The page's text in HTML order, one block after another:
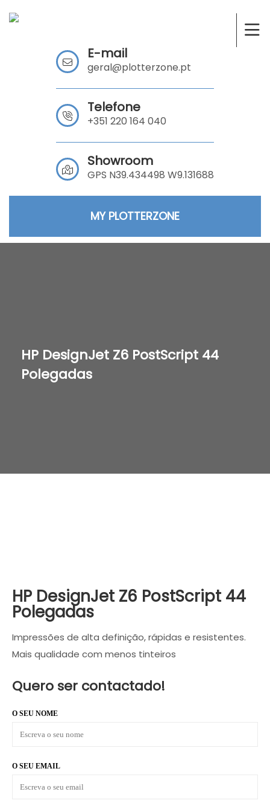
E-mail
geral@plotterzone.pt
Telefone
+351 220 164 040
Showroom
GPS N39.434498 W9.131688
MY PLOTTERZONE
HP DesignJet Z6 PostScript 44
Polegadas
HP DesignJet Z6 PostScript 44
Polegadas
Impressões de alta definição, rápidas e resistentes.
Mais qualidade com menos tinteiros
Quero ser contactado!
O SEU NOME
O SEU EMAIL